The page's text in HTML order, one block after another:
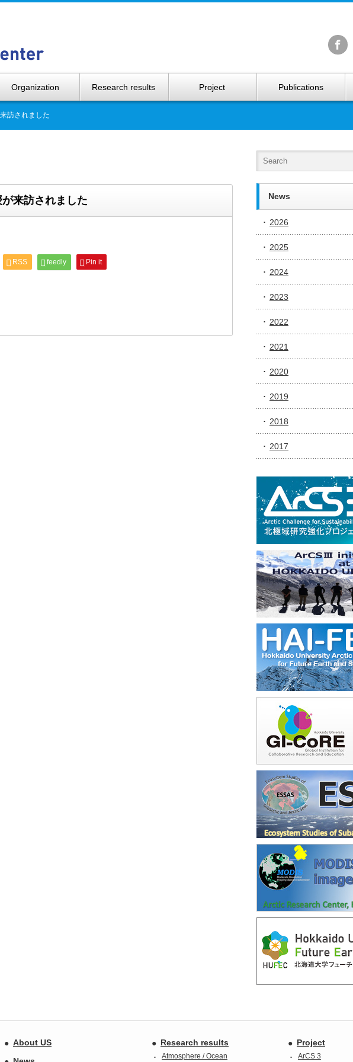
Organization Research results Project Publications
訪されました
来訪されました
RSS feedly Pin it
News
2026
2025
2024
2023
2022
2021
2020
2019
2018
2017
Project
ArCS 3
Research results
Atmosphere / Ocean
About US